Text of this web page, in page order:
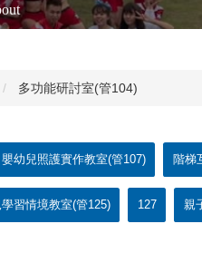
多功能研討室(管104)
嬰幼兒照護實作教室(管107) 階梯
習情境教室(管125) 127 親